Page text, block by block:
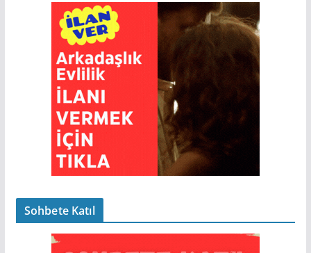
Sohbete Katıl